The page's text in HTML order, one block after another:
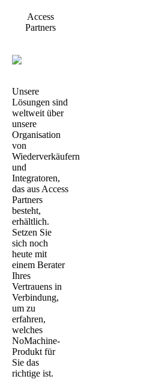
Access
Partners
Unsere
Lösungen sind
weltweit über
unsere
Organisation
von
Wiederverkäufern
und
Integratoren,
das aus Access
Partners
besteht,
erhältlich.
Setzen Sie
sich noch
heute mit
einem Berater
Ihres
Vertrauens in
Verbindung,
um zu
erfahren,
welches
NoMachine-
Produkt für
Sie das
richtige ist.